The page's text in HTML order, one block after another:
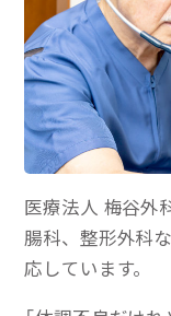
医療法人 梅谷外
腸科、整形外科
応しています。